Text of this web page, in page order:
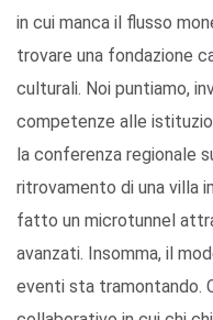
in cui manca il flusso
trovare una fondazione
culturali. Noi puntiamo,
competenze alle
la conferenza regionale
ritrovamento di una villa
fatto un microtunnel
avanzati. Insomma, il
eventi sta tramontando.